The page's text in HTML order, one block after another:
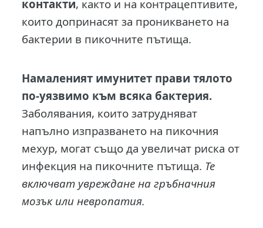
контакти, както и на контрацептивите,
които допринасят за проникването на
бактерии в пикочните пътища.
Намаленият имунитет прави тялото
по-уязвимо към всяка бактерия.
Заболявания, които затрудняват
напълно изпразването на пикочния
мехур, могат също да увеличат риска от
инфекция на пикочните пътища. Те
включват увреждане на гръбначния
мозък или невропатия.